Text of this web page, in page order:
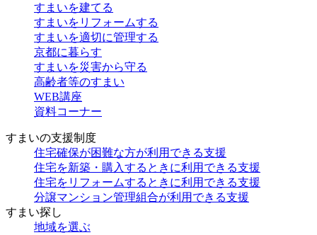
すまいを建てる
すまいをリフォームする
すまいを適切に管理する
京都に暮らす
すまいを災害から守る
高齢者等のすまい
WEB講座
資料コーナー
すまいの支援制度
住宅確保が困難な方が利用できる支援
住宅を新築・購入するときに利用できる支援
住宅をリフォームするときに利用できる支援
分譲マンション管理組合が利用できる支援
すまい探し
地域を選ぶ